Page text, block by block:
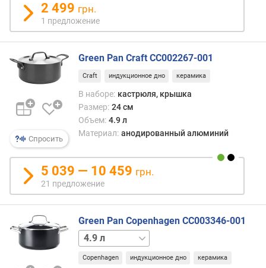
о
ы
х
р
е
д
е
т
в
)
к
2 499 грн.
1 предложение
Спросить
Green Pan Craft CC002267-001
Craft индукционное дно керамика
В наборе: кастрюля, крышка
Размер: 24 см
Объем: 4.9 л
Материал: анодированный алюминий
5 039 — 10 459 грн.
21 предложение
Green Pan Copenhagen CC003346-001
3.1 л
Copenhagen индукционное дно керамика